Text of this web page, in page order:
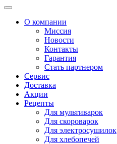
О компании
Миссия
Новости
Контакты
Гарантия
Стать партнером
Сервис
Доставка
Акции
Рецепты
Для мультиварок
Для скороварок
Для электросушилок
Для хлебопечей